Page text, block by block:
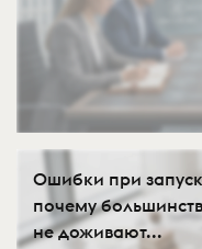
Ошибки при
почему
не доживают...